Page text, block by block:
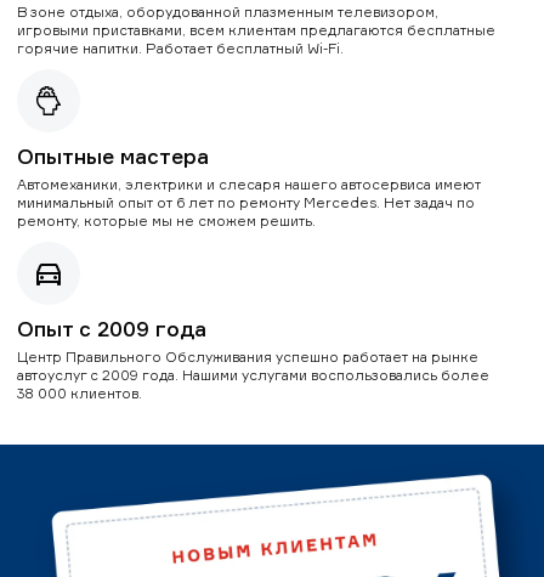
В зоне отдыха, оборудованной плазменным телевизором,
игровыми приставками, всем клиентам предлагаются бесплатные
горячие напитки. Работает бесплатный Wi-Fi.
Опытные мастера
Автомеханики, электрики и слесаря нашего автосервиса имеют
минимальный опыт от 6 лет по ремонту Mercedes. Нет задач по
ремонту, которые мы не сможем решить.
Опыт с 2009 года
Центр Правильного Обслуживания успешно работает на рынке
автоуслуг с 2009 года. Нашими услугами воспользовались более
38 000 клиентов.